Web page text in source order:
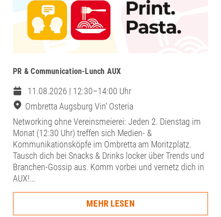
PR & Communication-Lunch AUX
11.08.2026 | 12:30–14:00 Uhr
Ombretta Augsburg Vin‘ Osteria
Networking ohne Vereinsmeierei: Jeden 2. Dienstag im
Monat (12:30 Uhr) treffen sich Medien- &
Kommunikationsköpfe im Ombretta am Moritzplatz.
Tausch dich bei Snacks & Drinks locker über Trends und
Branchen-Gossip aus. Komm vorbei und vernetz dich in
AUX!...
MEHR LESEN